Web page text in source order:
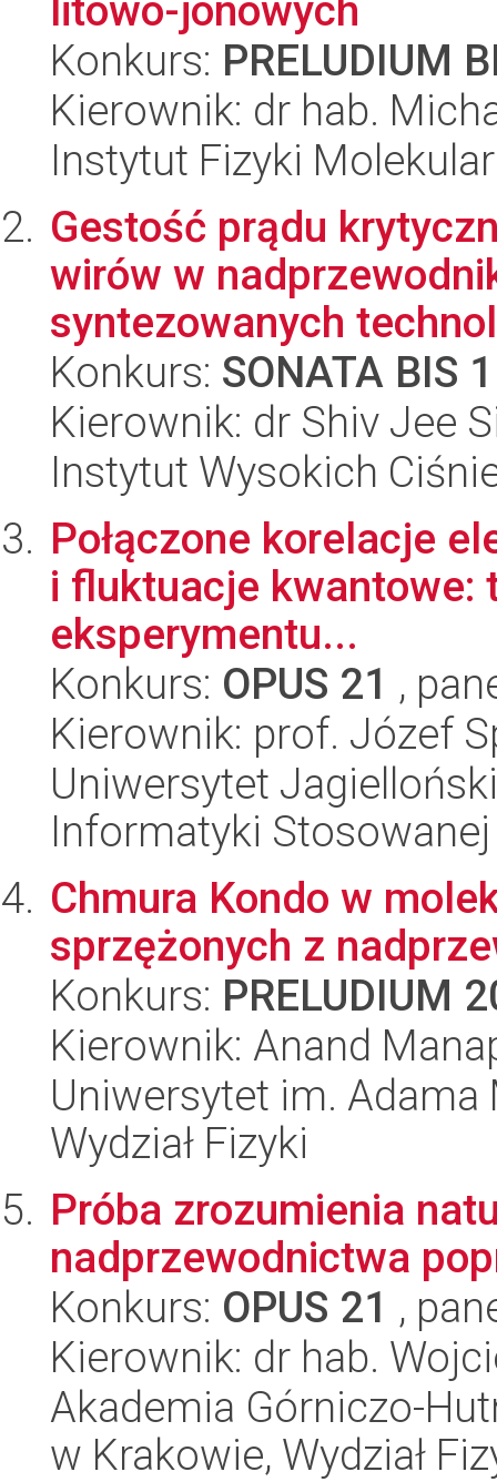
litowo-jonowych
Konkurs: PRELUDIUM
Kierownik: dr hab.
Instytut Fizyki
Gestość prądu
wirów w
syntezowanych
Konkurs: SONATA BIS
Kierownik: dr Shiv Jee
Instytut Wysokich
Połączone korelacje
i fluktuacje kwantowe:
eksperymentu...
Konkurs: OPUS 21 ,
Kierownik: prof. Józef
Uniwersytet
Informatyki Stosowanej
Chmura Kondo w
sprzężonych z
Konkurs: PRELUDIUM
Kierownik: Anand
Uniwersytet im.
Wydział Fizyki
Próba zrozumienia
nadprzewodnictwa
Konkurs: OPUS 21 ,
Kierownik: dr hab.
Akademia Górniczo-
w Krakowie, Wydział